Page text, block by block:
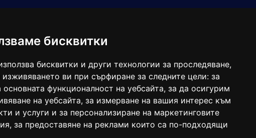
бисквитки
бисквитки и други технологии за проследяване,
ви при сърфиране за следните цели: за
основната функционалност на уебсайта, за да осигурим
на уебсайта, за измерване на вашия интерес към
и услуги и за персонализиране на маркетинговите
, за предоставяне на реклами които са по-подходящи
balgarkanews@gmail.com